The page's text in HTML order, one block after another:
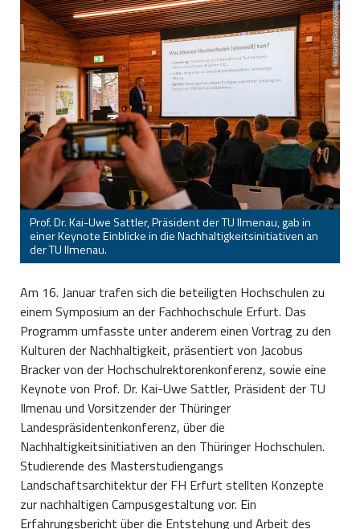
Prof. Dr. Kai-Uwe Sattler, Präsident der TU Ilmenau, gab in
einer Keynote Einblicke in die Nachhaltigkeitsinitiativen an
der TU Ilmenau.
TU Ilmenau/Eleonora Hamburg
Am 16. Januar trafen sich die beteiligten Hochschulen zu
einem Symposium an der Fachhochschule Erfurt. Das
Programm umfasste unter anderem einen Vortrag zu den
Kulturen der Nachhaltigkeit, präsentiert von Jacobus
Bracker von der Hochschulrektorenkonferenz, sowie eine
Keynote von Prof. Dr. Kai-Uwe Sattler, Präsident der TU
Ilmenau und Vorsitzender der Thüringer
Landespräsidentenkonferenz, über die
Nachhaltigkeitsinitiativen an den Thüringer Hochschulen.
Studierende des Masterstudiengangs
Landschaftsarchitektur der FH Erfurt stellten Konzepte
zur nachhaltigen Campusgestaltung vor. Ein
Erfahrungsbericht über die Entstehung und Arbeit des